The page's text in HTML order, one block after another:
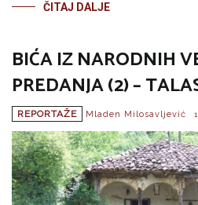
ČITAJ DALJE
BIĆA IZ NARODNIH
PREDANJA (2) –
REPORTAŽE Mladen Milosavljević